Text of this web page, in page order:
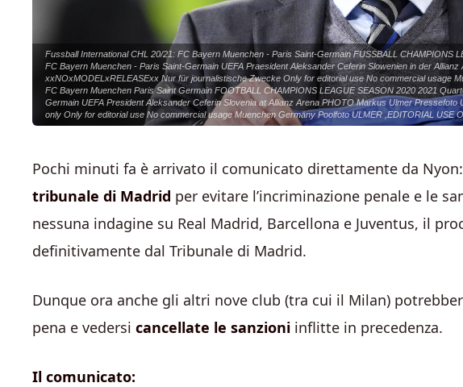
Fussball International CHL 20/21: FC Bayern Muenchen - Paris Saint-Germain FUSSBALL CHAMPIONS
FC Bayern Muenchen - Paris Saint-Germain UEFA Praesident Aleksander Ceferin Slowenien in der
xxNOxMODELxRELEASExx Nur für journalistische Zwecke Only for editorial use No commercial usage
FC Bayern Muenchen Paris Saint Germain FOOTBALL CHAMPIONS LEAGUE SEASON 2020 2021
Germain UEFA President Aleksander Ceferin Slovenia at Allianz Arena PHOTO Markus Ulmer
only Only for editorial use No commercial usage Muenchen Germany Poolfoto ULMER ,EDITORIAL USE
Pochi minuti fa è arrivato il comunicato direttamente da
tribunale di Madrid per evitare l’incriminazione penale e le
nessuna indagine su Real Madrid, Barcellona e Juventus, il
definitivamente dal Tribunale di Madrid.
Dunque ora anche gli altri nove club (tra cui il Milan)
pena e vedersi cancellate le sanzioni inflitte in precedenza.
Il comunicato: